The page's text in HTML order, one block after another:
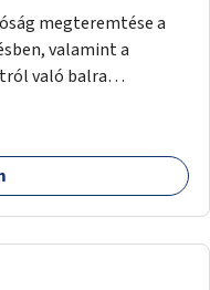
megteremtése a
valamint a
való balra